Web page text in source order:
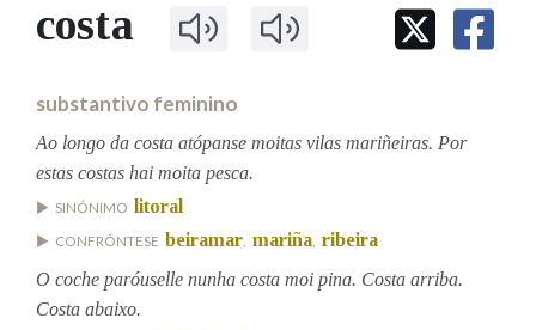
IDENTIDADE CORPORATIVA
MARCIAL DEL ADALID
FIGURAS HOMENAXEADAS
PRIMAVERA DAS LETRAS
PORTAL DAS PALABRAS
Facebook
TwitterYoutubeInstagram
Bluesky
BUSCAR NOS LEMAS
Remata por
costa
substantivo feminino
Ao longo da costa atópanse moitas vilas mariñeiras. Por
estas costas hai moita pesca.
SINÓNIMO litoral
CONFRÓNTESE beiramar, mariña, ribeira
O coche paróuselle nunha costa moi pina. Costa arriba.
Costa abaixo.